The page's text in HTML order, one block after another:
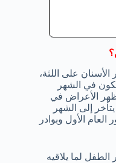
على اللثة،
في الشهر
الأعراض في
إلى الشهر
الأول وبوادر
لما يلاقيه